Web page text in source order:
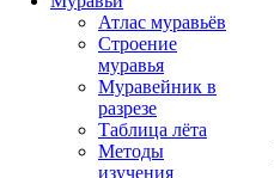
Атлас муравьёв
Строение
муравья
Муравейник в
разрезе
Таблица лёта
Методы
изучения